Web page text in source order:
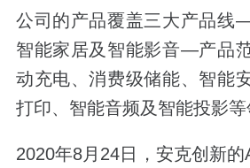
公司的产品覆盖三大产品线
智能家居及智能影音—产品
动充电、消费级储能、智能
打印、智能音频及智能投影等
2020年8月24日，安克创新